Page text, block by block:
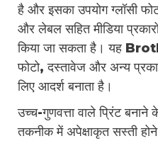
है और इसका उपयोग ग्लॉसी
और लेबल सहित मीडिया
किया जा सकता है। यह
फोटो, दस्तावेज और अन्य
लिए आदर्श बनाता है।
उच्च-गुणवत्ता वाले प्रिंट
तकनीक में अपेक्षाकृत सस्ती